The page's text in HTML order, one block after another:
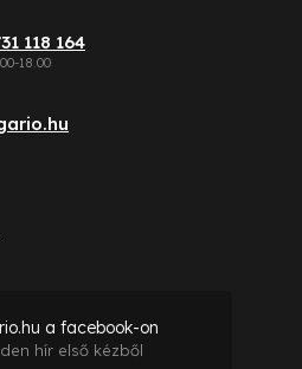
118 164
a facebook-on
hír első kézből